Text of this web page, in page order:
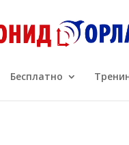
Бесплатно